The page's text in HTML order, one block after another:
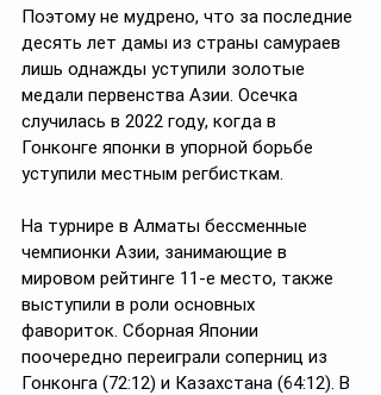
Поэтому не мудрено, что за последние
десять лет дамы из страны самураев
лишь однажды уступили золотые
медали первенства Азии. Осечка
случилась в 2022 году, когда в
Гонконге японки в упорной борьбе
уступили местным регбисткам.
На турнире в Алматы бессменные
чемпионки Азии, занимающие в
мировом рейтинге 11-е место, также
выступили в роли основных
фавориток. Сборная Японии
поочередно переиграли соперниц из
Гонконга (72:12) и Казахстана (64:12). В